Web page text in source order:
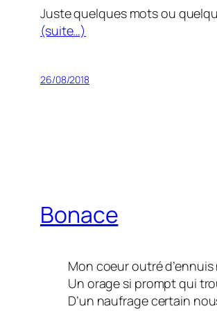
Juste quelques mots ou
(suite…)
26/08/2018
Bonace
Mon coeur outré d’ennuis
Un orage si prompt qui
D’un naufrage certain